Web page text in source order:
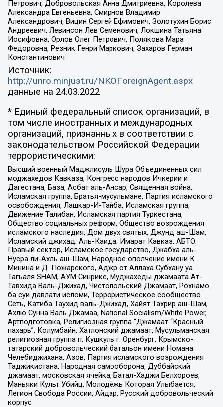
Петрович, Добровольская Анна Дмитриевна, Королева
Александра Евгеньевна, Смирнов Владимир
Александрович, Вицин Сергей Ефимович, Золотухин Борис
Андреевич, Левинсон Лев Семенович, Локшина Татьяна
Иосифовна, Орлов Олег Петрович, Полякова Мара
Федоровна, Резник Генри Маркович, Захаров Герман
Константинович
Источник:
http://unro.minjust.ru/NKOForeignAgent.aspx
данные на 24.03.2022
* Единый федеральный список организаций, в
том числе иностранных и международных
организаций, признанных в соответствии с
законодательством Российской Федерации
террористическими:
Высший военный Маджлисуль Шура Объединенных сил
моджахедов Кавказа, Конгресс народов Ичкерии и
Дагестана, База, Асбат аль-Ансар, Священная война,
Исламская группа, Братья-мусульмане, Партия исламского
освобождения, Лашкар-И-Тайба, Исламская группа,
Движение Талибан, Исламская партия Туркестана,
Общество социальных реформ, Общество возрождения
исламского наследия, Дом двух святых, Джунд аш-Шам,
Исламский джихад, Аль-Каида, Имарат Кавказ, АБТО,
Правый сектор, Исламское государство, Джабха аль-
Нусра ли-Ахль аш-Шам, Народное ополчение имени К.
Минина и Д. Пожарского, Аджр от Аллаха Субхану уа
Тагьаля SHAM, АУМ Синрике, Муджахеды джамаата Ат-
Тавхида Валь-Джихад, Чистопольский Джамаат, Рохнамо
ба суи давлати исломи, Террористическое сообщество
Сеть, Катиба Таухид валь-Джихад, Хайят Тахрир аш-Шам,
Ахлю Сунна Валь Джамаа, National Socialism/White Power,
Артподготовка, Религиозная группа “Джамаат “Красный
пахарь”, Колумбайн, Хатлонский джамаат, Мусульманская
религиозная группа п. Кушкуль г. Оренбург, Крымско-
татарский добровольческий батальон имени Номана
Челебиджихана, Азов, Партия исламского возрождения
Таджикистана, Народная самооборона, Дуббайский
джамаат, московская ячейка, Батал-Хаджи Белхороев,
Маньяки Культ Убийц, Молодёжь Которая Улыбается,
Легион Свобода России, Айдар, Русский добровольческий
корпус